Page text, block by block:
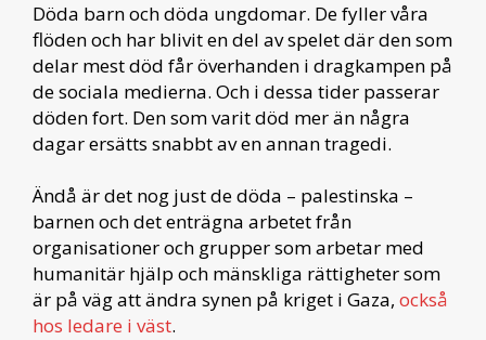
Döda barn och döda ungdomar. De fyller våra
flöden och har blivit en del av spelet där den som
delar mest död får överhanden i dragkampen på
de sociala medierna. Och i dessa tider passerar
döden fort. Den som varit död mer än några
dagar ersätts snabbt av en annan tragedi.
Ändå är det nog just de döda – palestinska –
barnen och det enträgna arbetet från
organisationer och grupper som arbetar med
humanitär hjälp och mänskliga rättigheter som
är på väg att ändra synen på kriget i Gaza, också
hos ledare i väst.